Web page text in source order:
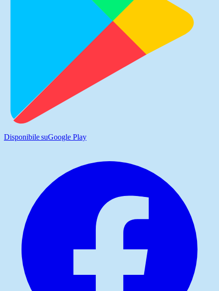
Disponibile suGoogle Play